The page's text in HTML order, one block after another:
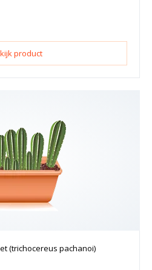
product
(trichocereus pachanoi)